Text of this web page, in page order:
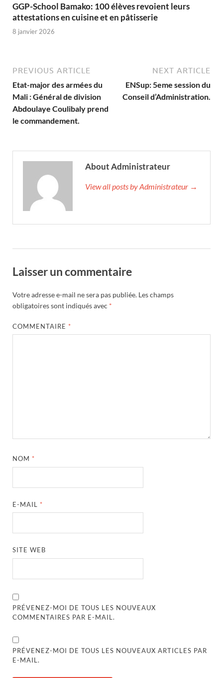
GGP-School Bamako: 100 élèves revoient leurs
attestations en cuisine et en pâtisserie
8 janvier 2026
PREVIOUS ARTICLE
Etat-major des armées du
Mali : Général de division
Abdoulaye Coulibaly prend
le commandement.
NEXT ARTICLE
ENSup: 5eme session du
Conseil d’Administration.
About Administrateur
View all posts by Administrateur →
Laisser un commentaire
Votre adresse e-mail ne sera pas publiée. Les champs
obligatoires sont indiqués avec *
COMMENTAIRE *
NOM *
E-MAIL *
SITE WEB
PRÉVENEZ-MOI DE TOUS LES NOUVEAUX
COMMENTAIRES PAR E-MAIL.
PRÉVENEZ-MOI DE TOUS LES NOUVEAUX ARTICLES PAR
E-MAIL.